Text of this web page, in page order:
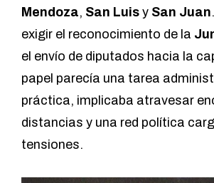
Mendoza, San Luis y San Juan
exigir el reconocimiento de la
el envío de diputados hacia la
papel parecía una tarea
práctica, implicaba atravesar
distancias y una red política
tensiones.